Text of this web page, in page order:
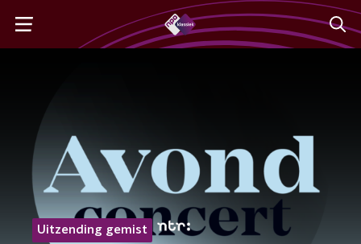
Uitzending gemist